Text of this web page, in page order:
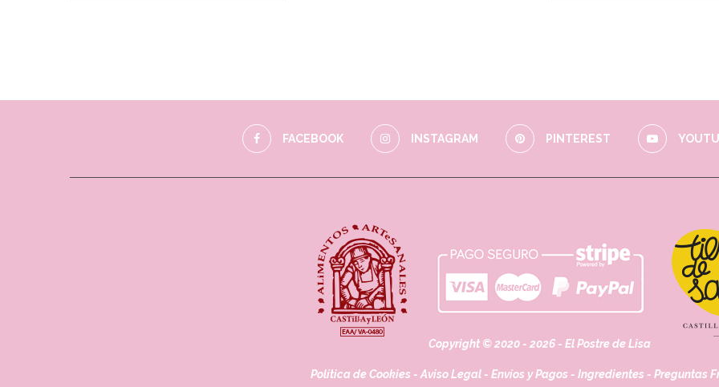
FACEBOOK INSTAGRAM PINTEREST
Copyright © 2020 - 2026 - El Postre de Lisa
Política de Cookies - Aviso Legal- Envíos y Pagos - Ingredientes - Preguntas